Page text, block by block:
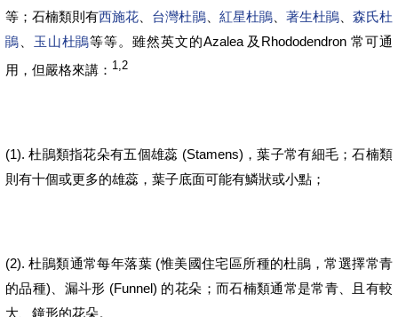
等；石楠類則有西施花 台灣杜鵑、 紅星杜鵑、 著生杜鵑、森氏杜
鵑
玉山杜鵑等等。雖然英文的Azalea 及 Rhododendron常可通
用，但嚴格來講： 1,2
(1).杜鵑類指花朵有五個雄蕊 (Stamens) ，葉子常有細毛；石楠類
則有十個或更多的雄蕊，葉子底面可能有鱗狀或小點；
(2).杜鵑類通常每年落葉(惟美國住宅區所種的杜鵑，常選擇常青
的品種) 、漏斗形 (Funnel) 的花朵；而石楠類通常是常青、且有較
大、鐘形的花朵。